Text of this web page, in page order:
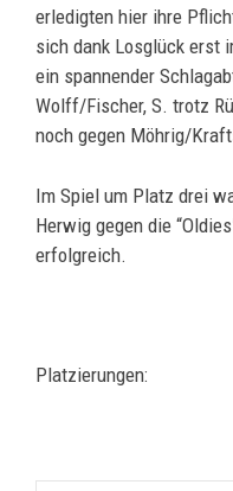
erledigten hier ihre
sich dank Losglück erst
ein spannender
Wolff/Fischer, S. trotz
noch gegen Möhrig/
Im Spiel um Platz drei
Herwig gegen die
erfolgreich.
Platzierungen: